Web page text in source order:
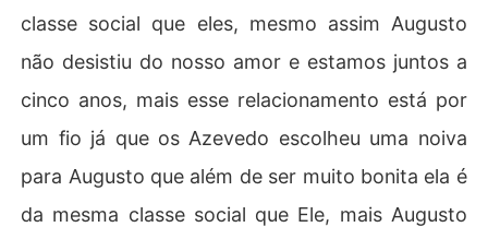
classe social que eles, mesmo assim Augusto
não desistiu do nosso amor e estamos juntos a
cinco anos, mais esse relacionamento está por
um fio já que os Azevedo escolheu uma noiva
para Augusto que além de ser muito bonita ela é
da mesma classe social que Ele, mais Augusto